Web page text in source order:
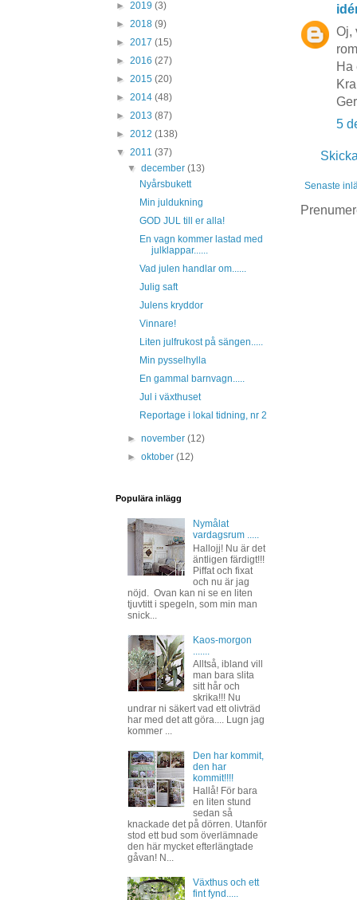
Oj,
Ha
5
Senaste
► 2019 (3)
► 2018 (9)
► 2017 (15)
► 2016 (27)
► 2015 (20)
► 2014 (48)
► 2013 (87)
► 2012 (138)
▼ 2011 (37)
▼december(13)
Nyårsbukett
Min juldukning
GOD JUL till er alla!
En vagn kommer lastad med
julklappar......
Vad julen handlar om......
Julig saft
Julens kryddor
Vinnare!
Liten julfrukost på sängen.....
Min pysselhylla
En gammal barnvagn.....
Jul i växthuset
Reportage i lokal tidning, nr 2
►november(12)
►oktober(12)
Populära inlägg
Nymålat
vardagsrum .....
Hallojj! Nu är det
äntligen färdigt!!!
Piffat och fixat
och nu är jag
nöjd. Ovan kan ni se en liten
tjuvtitt i spegeln, som min man
snick...
Kaos-morgon
Alltså, ibland vill
man bara slita
sitt hår och
skrika!!! Nu
undrar ni säkert vad ett olivträd
har med det att göra.... Lugn jag
kommer ...
Den har kommit,
den har
kommit!!!!
Hallå! För bara
en liten stund
sedan så
knackade det på dörren. Utanför
stod ett bud som överlämnade
den här mycket efterlängtade
gåvan! N...
Växthus och ett
fint fynd.....